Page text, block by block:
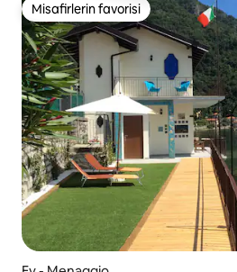
Misafirlerin favorisi
Misafirlerin favorisi